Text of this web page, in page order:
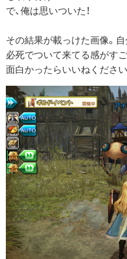
で、俺は思いついた！
その結果が載っけた画像。
必死でついて来てる感がすご
面白かったらいいねくださ